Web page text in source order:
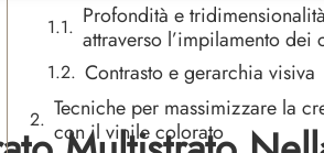
Profondità e tridimensionalità
attraverso l’impilamento dei
Contrasto e gerarchia visiva
Tecniche per massimizzare la
con il vinile colorato